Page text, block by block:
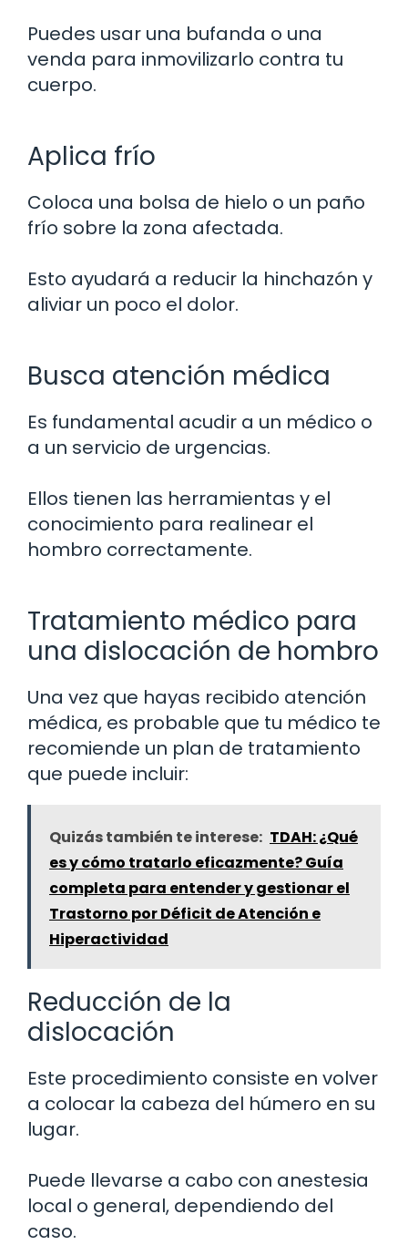
Puedes usar una bufanda o una
venda para inmovilizarlo contra tu
cuerpo.
Aplica frío
Coloca una bolsa de hielo o un paño
frío sobre la zona afectada.
Esto ayudará a reducir la hinchazón y
aliviar un poco el dolor.
Busca atención médica
Es fundamental acudir a un médico o
a un servicio de urgencias.
Ellos tienen las herramientas y el
conocimiento para realinear el
hombro correctamente.
Tratamiento médico para
una dislocación de hombro
Una vez que hayas recibido atención
médica, es probable que tu médico te
recomiende un plan de tratamiento
que puede incluir:
Quizás también te interese: TDAH: ¿Qué
es y cómo tratarlo eficazmente? Guía
completa para entender y gestionar el
Trastorno por Déficit de Atención e
Hiperactividad
Reducción de la
dislocación
Este procedimiento consiste en volver
a colocar la cabeza del húmero en su
lugar.
Puede llevarse a cabo con anestesia
local o general, dependiendo del
caso.